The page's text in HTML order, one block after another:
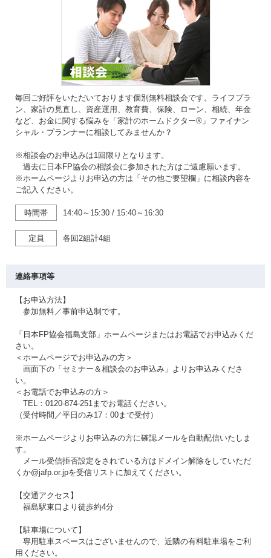
毎回ご好評をいただいております個別無料相談会です。ライフプラ
ン、家計の見直し、資産運用、教育費、保険、ローン、相続、年金
など、お金に関する悩みを「家計のホームドクター®」ファイナン
シャル・プランナーに相談してみませんか？
※相談会のお申込みは1回限りとなります。
過去に日本FP協会の相談会に参加された方はご遠慮願います。
※ホームページよりお申込の方は「その他ご要望欄」に相談内容を
ご記入ください。
時間帯 14:40～15:30 / 15:40～16:30
定員 各回2組計4組
連絡事項等
【お申込方法】
参加無料／事前申込制です。
「日本FP協会福島支部」ホームページまたはお電話でお申込みくだ
さい。
＜ホームページでお申込みの方＞
画面下の「セミナー＆相談会のお申込み」よりお申込みくださ
い。
＜お電話でお申込みの方＞
TEL：0120-874-251までお電話ください。
（受付時間／平日のみ17：00まで受付）
※ホームページよりお申込みの方に確認メールを自動配信いたしま
す。
メール受信拒否設定をされている方はドメイン解除をしていただ
くか@jafp.or.jpを受信リストに加えてください。
【交通アクセス】
福島駅東口より徒歩約4分
【駐車場について】
専用駐車スペースはございませんので、近隣の有料駐車場をご利
用ください。